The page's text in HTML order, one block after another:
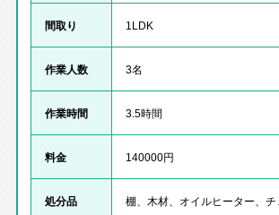
間取り 1LDK
作業人数 3名
作業時間 3.5時間
料金 140000円
処分品 棚、木材、オイルヒーター、